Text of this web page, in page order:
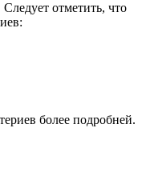
отметить, что
более подробней.